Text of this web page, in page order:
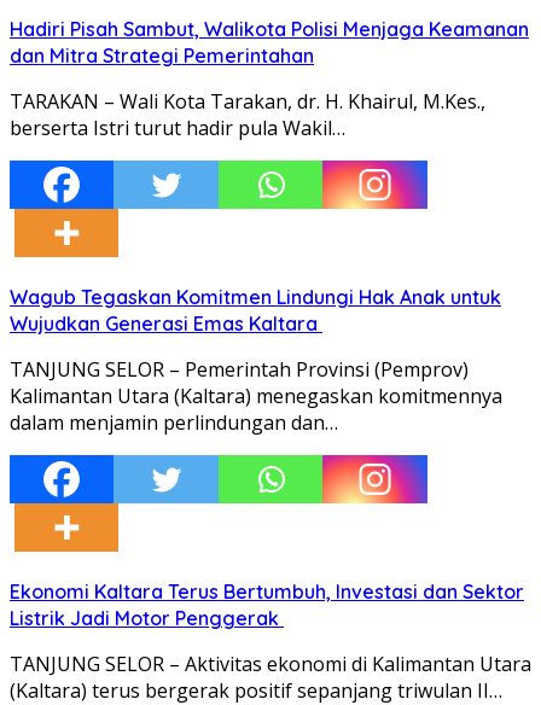
Hadiri Pisah Sambut, Walikota Polisi Menjaga Keamanan
dan Mitra Strategi Pemerintahan
TARAKAN – Wali Kota Tarakan, dr. H. Khairul, M.Kes.,
berserta Istri turut hadir pula Wakil…
Wagub Tegaskan Komitmen Lindungi Hak Anak untuk
Wujudkan Generasi Emas Kaltara
TANJUNG SELOR – Pemerintah Provinsi (Pemprov)
Kalimantan Utara (Kaltara) menegaskan komitmennya
dalam menjamin perlindungan dan…
Ekonomi Kaltara Terus Bertumbuh, Investasi dan Sektor
Listrik Jadi Motor Penggerak
TANJUNG SELOR – Aktivitas ekonomi di Kalimantan Utara
(Kaltara) terus bergerak positif sepanjang triwulan II…